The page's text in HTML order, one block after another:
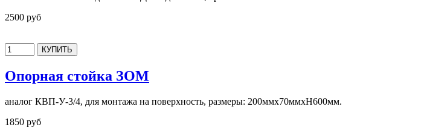
2500 руб
Опорная стойка ЗОМ
аналог КВП-У-3/4, для монтажа на поверхность, размеры: 200ммх70ммхН600мм.
1850 руб